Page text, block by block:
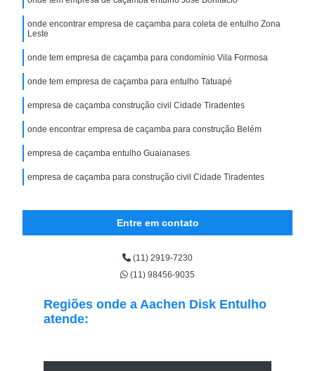
onde encontrar empresa de caçamba para coleta de entulho Zona
Leste
onde tem empresa de caçamba para condomínio Vila Formosa
onde tem empresa de caçamba para entulho Tatuapé
empresa de caçamba construção civil Cidade Tiradentes
onde encontrar empresa de caçamba para construção Belém
empresa de caçamba entulho Guaianases
empresa de caçamba para construção civil Cidade Tiradentes
Entre em contato
(11) 2919-7230
(11) 98456-9035
Regiões onde a Aachen Disk Entulho
atende: